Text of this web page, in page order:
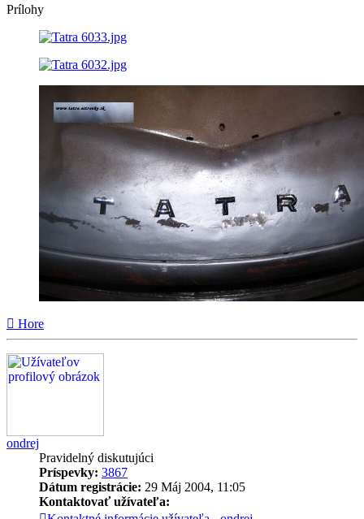
Prílohy
Hore
ondrej
Pravidelný diskutujúci
Príspevky: 3867
Dátum registrácie: 29 Máj 2004, 11:05
Kontaktovať užívateľa: